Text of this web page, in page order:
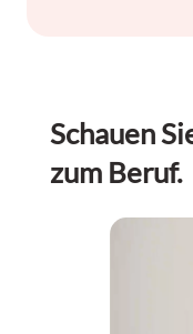
Schauen
zum Beruf.